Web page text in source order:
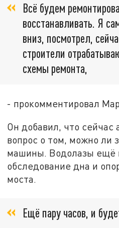
Всё будем
восстанавливать. Я
вниз, посмотрел,
строители
схемы ремонта,
- прокомментировал
Он добавил, что сейчас
вопрос о том, можно ли
машины. Водолазы ещё
обследование дна и
моста.
Ещё пару часов, и